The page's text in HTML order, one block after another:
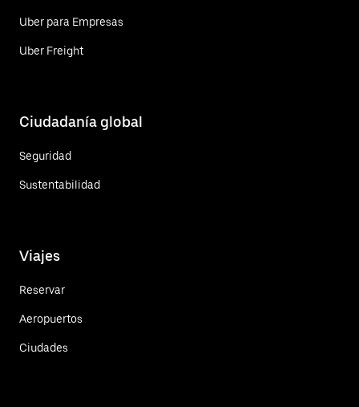
Uber para Empresas
Uber Freight
Ciudadanía global
Seguridad
Sustentabilidad
Viajes
Reservar
Aeropuertos
Ciudades